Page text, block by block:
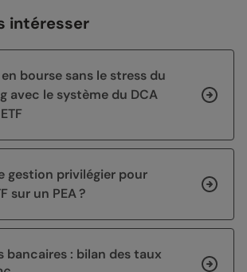
intéresser
bourse sans le stress du
avec le système du DCA
gestion privilégier pour
sur un PEA ?
bancaires : bilan des taux